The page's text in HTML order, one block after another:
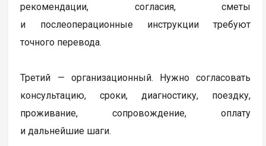
рекомендации, согласия, сметы
и послеоперационные инструкции требуют
точного перевода.
Третий — организационный. Нужно согласовать
консультацию, сроки, диагностику, поездку,
проживание, сопровождение, оплату
и дальнейшие шаги.